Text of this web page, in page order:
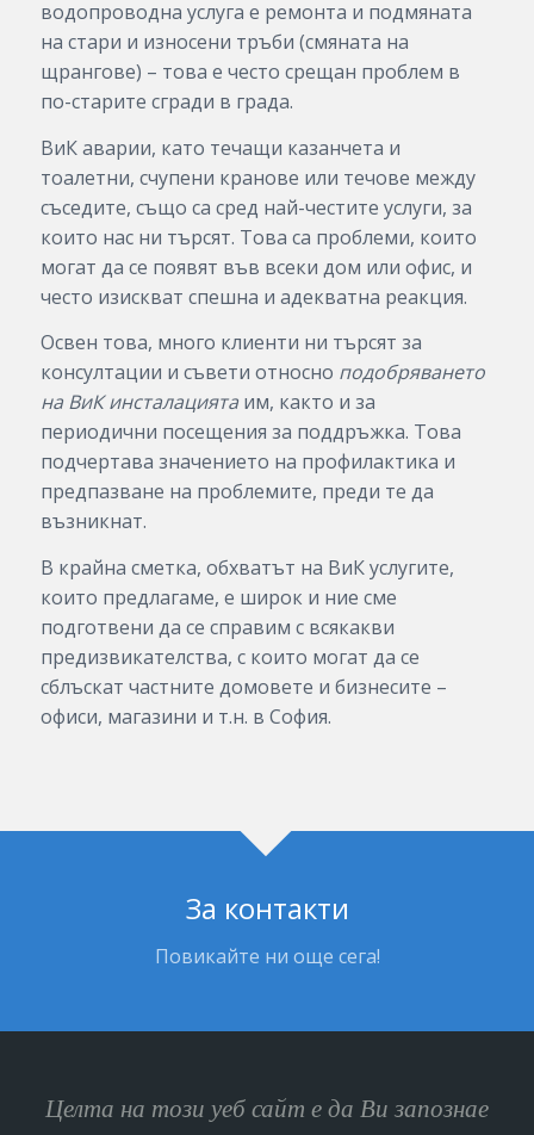
водопроводна услуга е ремонта и подмяната
на стари и износени тръби (смяната на
щрангове) – това е често срещан проблем в
по-старите сгради в града.
ВиК аварии, като течащи казанчета и
тоалетни, счупени кранове или течове между
съседите, също са сред най-честите услуги, за
които нас ни търсят. Това са проблеми, които
могат да се появят във всеки дом или офис, и
често изискват спешна и адекватна реакция.
Освен това, много клиенти ни търсят за
консултации и съвети относно подобряването
на ВиК инсталациятаим, както и за
периодични посещения за поддръжка. Това
подчертава значението на профилактика и
предпазване на проблемите, преди те да
възникнат.
В крайна сметка, обхватът на ВиК услугите,
които предлагаме, е широк и ние сме
подготвени да се справим с всякакви
предизвикателства, с които могат да се
сблъскат частните домовете и бизнесите –
офиси, магазини и т.н. в София.
За контакти
Повикайте ни още сега!
Целта на този уеб сайт е да Ви запознае